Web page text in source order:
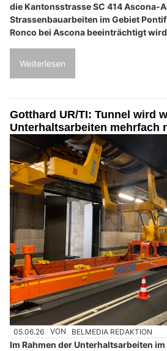
die Kantonsstrasse SC 414 Ascona-
Strassenbauarbeiten im Gebiet
Ronco bei Ascona beeinträchtigt
Weiterlesen
Gotthard UR/TI: Tunnel wird
Unterhaltsarbeiten mehrfach
05.06.26 VON BELMEDIA REDAKTION
Im Rahmen der Unterhaltsarbeiten im